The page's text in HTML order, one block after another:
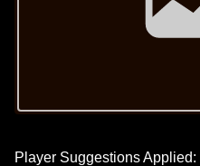
Player Suggestions